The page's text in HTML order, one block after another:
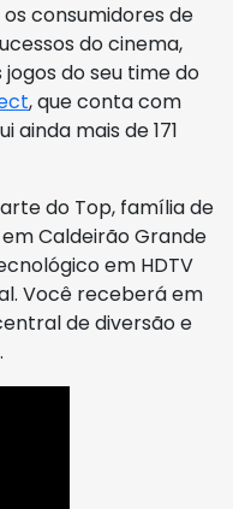
consumidores de
do cinema,
do seu time do
, que conta com
ainda mais de 171
do Top, família de
Caldeirão Grande
em HDTV
Você receberá em
de diversão e